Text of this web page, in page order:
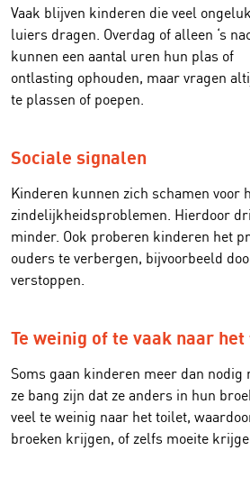
Vaak blijven kinderen die veel
luiers dragen. Overdag of alleen ‘s
kunnen een aantal uren hun plas of
ontlasting ophouden, maar vragen
te plassen of poepen.
Sociale signalen
Kinderen kunnen zich schamen voor
zindelijkheidsproblemen. Hierdoor
minder. Ook proberen kinderen het
ouders te verbergen, bijvoorbeeld
verstoppen.
Te weinig of te vaak naar
Soms gaan kinderen meer dan
ze bang zijn dat ze anders in hun
veel te weinig naar het toilet,
broeken krijgen, of zelfs moeite